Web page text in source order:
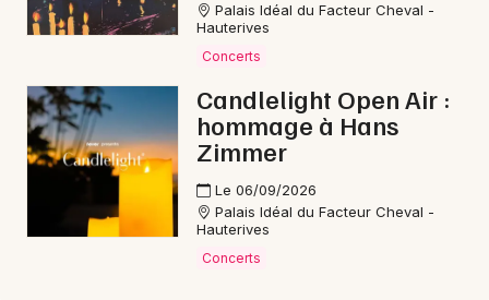
26 - Drôme
Mon email
Je m'abonne
Palais Idéal du Facteur Cheval -
Hauterives
Concerts
Candlelight Open Air :
hommage à Hans
Zimmer
Le 06/09/2026
Palais Idéal du Facteur Cheval -
Hauterives
Concerts